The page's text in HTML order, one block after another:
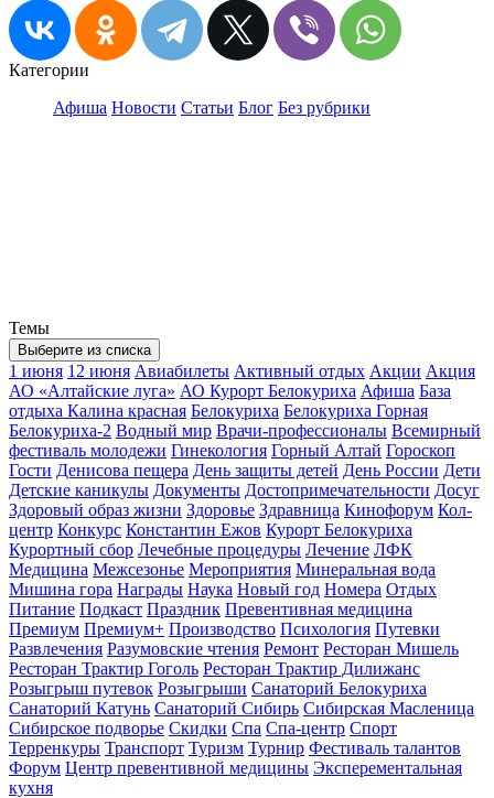
Категории
Афиша Новости Статьи Блог Без рубрики
Темы
Выберите из списка
1 июня 12 июня Авиабилеты Активный отдых Акции Акция
АО «Алтайские луга» АО Курорт Белокуриха Афиша База
отдыха Калина красная Белокуриха Белокуриха Горная
Белокуриха-2 Водный мир Врачи-профессионалы Всемирный
фестиваль молодежи Гинекология Горный Алтай Гороскоп
Гости Денисова пещера День защиты детей День России Дети
Детские каникулы Документы Достопримечательности Досуг
Здоровый образ жизни Здоровье Здравница Кинофорум Кол-
центр Конкурс Константин Ежов Курорт Белокуриха
Курортный сбор Лечебные процедуры Лечение ЛФК
Медицина Межсезонье Мероприятия Минеральная вода
Мишина гора Награды Наука Новый год Номера Отдых
Питание Подкаст Праздник Превентивная медицина
Премиум Премиум+ Производство Психология Путевки
Развлечения Разумовские чтения Ремонт Ресторан Мишель
Ресторан Трактир Гоголь Ресторан Трактир Дилижанс
Розыгрыш путевок Розыгрыши Санаторий Белокуриха
Санаторий Катунь Санаторий Сибирь Сибирская Масленица
Сибирское подворье Скидки Спа Спа-центр Спорт
Терренкуры Транспорт Туризм Турнир Фестиваль талантов
Форум Центр превентивной медицины Эксперементальная
кухня